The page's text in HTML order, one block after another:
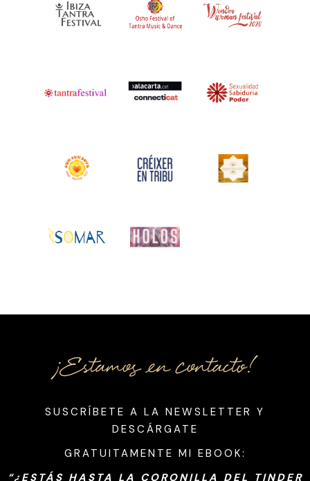
¡Estamos en contacto!
SUSCRÍBETE A LA NEWSLETTER Y
DESCÁRGATE
GRATUITAMENTE MI EBOOK:
“¿ESTÁS HASTA LA CORONILLA DEL TINDER